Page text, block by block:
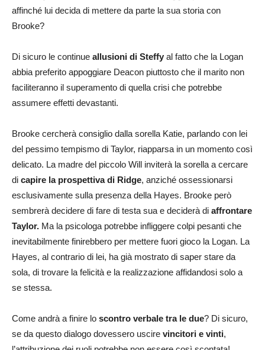
affinché lui decida di mettere da parte la sua storia con
Brooke?
Di sicuro le continue allusioni di Steffy al fatto che la Logan
abbia preferito appoggiare Deacon piuttosto che il marito non
faciliteranno il superamento di quella crisi che potrebbe
assumere effetti devastanti.
Brooke cercherà consiglio dalla sorella Katie, parlando con lei
del pessimo tempismo di Taylor, riapparsa in un momento così
delicato. La madre del piccolo Will inviterà la sorella a cercare
di capire la prospettiva di Ridge, anziché ossessionarsi
esclusivamente sulla presenza della Hayes. Brooke però
sembrerà decidere di fare di testa sua e deciderà di affrontare
Taylor. Ma la psicologa potrebbe infliggere colpi pesanti che
inevitabilmente finirebbero per mettere fuori gioco la Logan. La
Hayes, al contrario di lei, ha già mostrato di saper stare da
sola, di trovare la felicità e la realizzazione affidandosi solo a
se stessa.
Come andrà a finire lo scontro verbale tra le due? Di sicuro,
se da questo dialogo dovessero uscire vincitori e vinti,